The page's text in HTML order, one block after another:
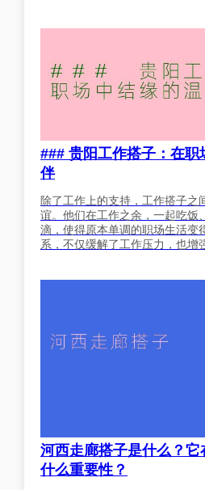
### 贵阳工作搭子：在职
伴
除了工作上的支持，工作搭子之
谊。他们在工作之余，一起吃饭
滴，使得原本单调的职场生活变
系，不仅缓解了工作压力，也增
河西走廊搭子是什么？
什么重要性？